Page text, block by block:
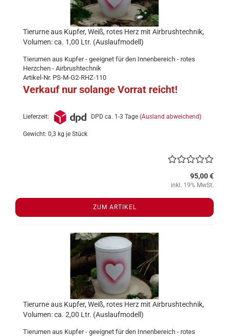
Tierurne aus Kupfer, Weiß, rotes Herz mit Airbrushtechnik,
Volumen: ca. 1,00 Ltr. (Auslaufmodell)
Tierurnen aus Kupfer - geeignet für den Innenbereich - rotes
Herzchen - Airbrushtechnik
Artikel-Nr. PS-M-G2-RHZ-110
Verkauf nur solange Vorrat reicht!
Lieferzeit: DPD ca. 1-3 Tage (Ausland abweichend)
Gewicht: 0,3 kg je Stück
95,00 €
inkl. 19% MwSt.
ZUM ARTIKEL
Tierurne aus Kupfer, Weiß, rotes Herz mit Airbrushtechnik,
Volumen: ca. 2,00 Ltr. (Auslaufmodell)
Tierurnen aus Kupfer - geeignet für den Innenbereich - rotes